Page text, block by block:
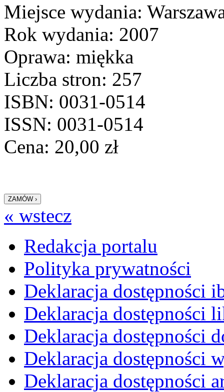
Miejsce wydania:
Rok wydania: 2007
Oprawa: miękka
Liczba stron: 257
ISBN: 0031-0514
ISSN: 0031-0514
Cena: 20,00 zł
« wstecz
Redakcja portalu
Polityka prywatności
Deklaracja dostępności
Deklaracja dostępności
Deklaracja dostępności
Deklaracja dostępności
Deklaracja dostępności